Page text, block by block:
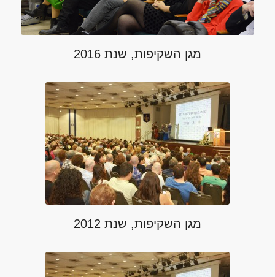
מגן השקיפות, שנת 2016
מגן השקיפות, שנת 2012